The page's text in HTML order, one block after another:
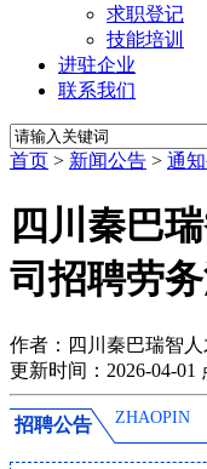
求职登记
技能培训
进驻企业
联系我们
首页 > 新闻公告 > 通
四川秦巴
司招聘劳
作者：四川秦巴瑞智
更新时间：2026-04-01
招聘公告 ZHAOPIN